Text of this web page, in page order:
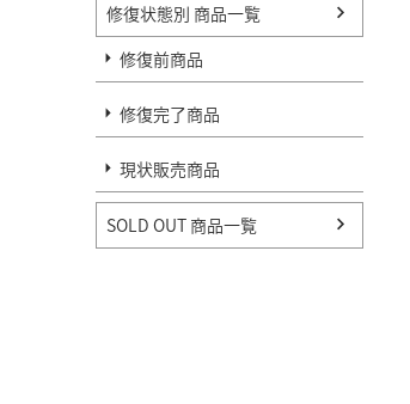
修復状態別 商品一覧
修復前商品
修復完了商品
現状販売商品
SOLD OUT 商品一覧